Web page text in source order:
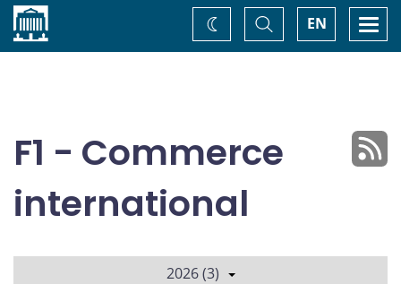
Accueil EN
Basculer
la
recherche
Changez
de
F1 - Commerce
international
2026 (3)